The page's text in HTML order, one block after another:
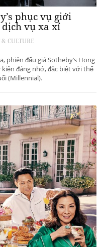
phục vụ giới
vụ xa xỉ
CULTURE
phiên đấu giá Sotheby’s Hong
đáng nhớ, đặc biệt với thế
(Millennial).